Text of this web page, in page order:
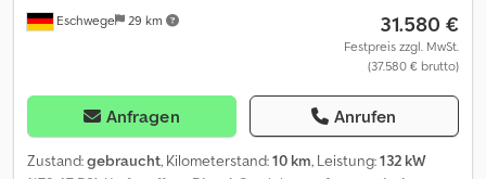
Eschwege 29 km 31.580 €
Festpreis zzgl. MwSt.
(37.580 € brutto)
Anfragen Anrufen
Zustand:gebraucht, Kilometerstand:10 km, Leistung:132 kW